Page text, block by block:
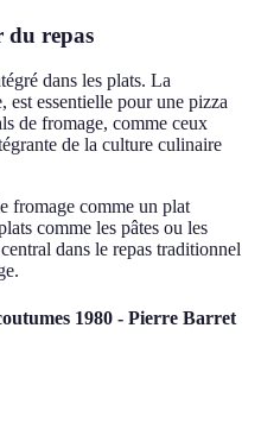
du repas
dans les plats. La
est essentielle pour une pizza
de fromage, comme ceux
de la culture culinaire
fromage comme un plat
comme les pâtes ou les
dans le repas traditionnel
1980 - Pierre Barret